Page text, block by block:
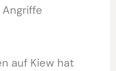
auf Kiew hat